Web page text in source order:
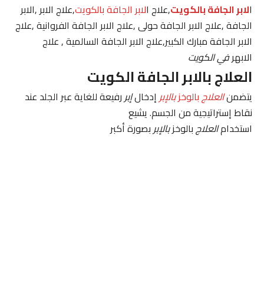
لابر الجافة بالكويت,علاج الابر الجافة بالكويت,علاج الابر ,الابر
الجافة ,علاج الابر الجافة حولى ,علاج الابر الجافة الفروانية ,علاج
الابر الجافة مبارك الكبير,علاج الابر الجافة السالمية , علاج
الابهرفي الكويت
العلاج بالابر الجافة الكويت
يتضمنالعلاجبالوخزبالإبرإدخالإبررفيعة للغاية عبر الجلد عند
نقاط إستراتيجية من الجسم. يشيع
استخدامالعلاجبالوخزبالإبربصورة أكبر